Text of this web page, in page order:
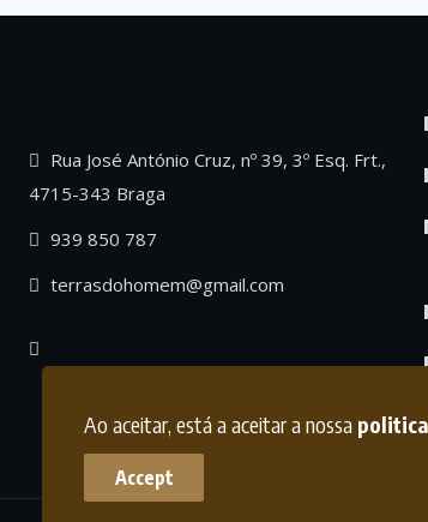
Ao aceitar, está a aceitar a nossa
Accept
Rua José António Cruz, nº 39, 3º Esq. Frt.,
4715-343 Braga
939 850 787
terrasdohomem@gmail.com